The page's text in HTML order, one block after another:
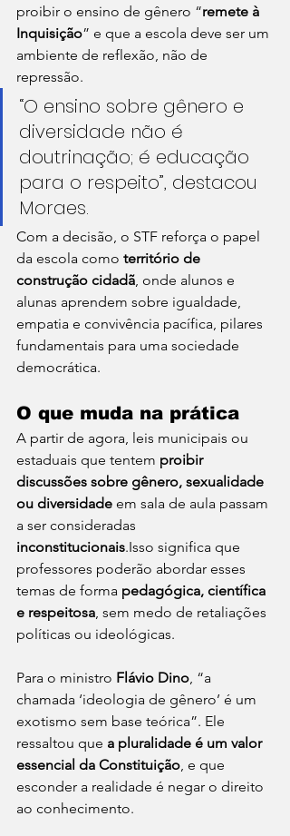
proibir o ensino de gênero “remete à
Inquisição” e que a escola deve ser um
ambiente de reflexão, não de
repressão.
“O ensino sobre gênero e
diversidade não é
doutrinação; é educação
para o respeito”, destacou
Moraes.
Com a decisão, o STF reforça o papel
da escola como território de
construção cidadã, onde alunos e
alunas aprendem sobre igualdade,
empatia e convivência pacífica, pilares
fundamentais para uma sociedade
democrática.
O que muda na prática
A partir de agora, leis municipais ou
estaduais que tentem proibir
discussões sobre gênero, sexualidade
ou diversidade em sala de aula passam
a ser consideradas
inconstitucionais.Isso significa que
professores poderão abordar esses
temas de forma pedagógica, científica
e respeitosa, sem medo de retaliações
políticas ou ideológicas.
Para o ministro Flávio Dino, “a
chamada ‘ideologia de gênero’ é um
exotismo sem base teórica”. Ele
ressaltou que a pluralidade é um valor
essencial da Constituição, e que
esconder a realidade é negar o direito
ao conhecimento.